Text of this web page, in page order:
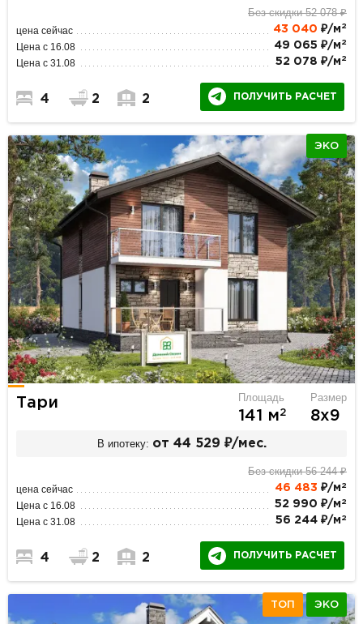
Без скидки 52 078 ₽
цена сейчас 43 040 ₽/м 2
Цена с 16.08 49 065 ₽/м 2
Цена с 31.08 52 078 ₽/м 2
4 2 2 ПОЛУЧИТЬ РАСЧЕТ
ЭКО
Тари Площадь
141 м2
Размер
8х9
В ипотеку: от 44 529 ₽/мес.
Без скидки 56 244 ₽
цена сейчас 46 483 ₽/м 2
Цена с 16.08 52 990 ₽/м 2
Цена с 31.08 56 244 ₽/м 2
4 2 2 ПОЛУЧИТЬ РАСЧЕТ
ТОП ЭКО